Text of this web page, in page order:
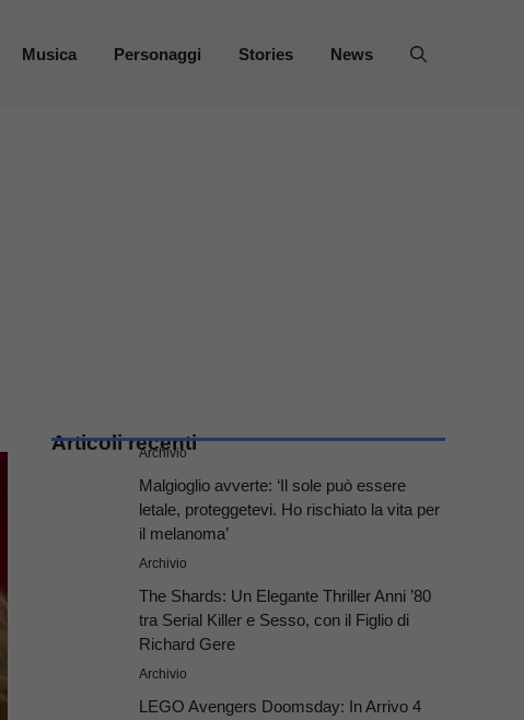
Musica Personaggi Stories News
Articoli recenti
Archivio
Malgioglio avverte: ‘Il sole può essere
letale, proteggetevi. Ho rischiato la vita per
il melanoma’
Archivio
The Shards: Un Elegante Thriller Anni ’80
tra Serial Killer e Sesso, con il Figlio di
Richard Gere
Archivio
LEGO Avengers Doomsday: In Arrivo 4